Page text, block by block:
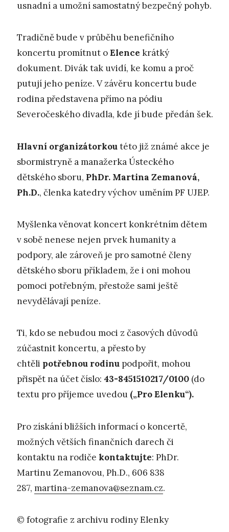
usnadní a umožní samostatný bezpečný pohyb.
Tradičně bude v průběhu benefičního
koncertu promítnut oElence krátký
dokument. Divák tak uvidí, ke komu a proč
putují jeho peníze. V závěru koncertu bude
rodina představena přímo na pódiu
Severočeského divadla, kde jí bude předán šek.
Hlavní organizátorkoutéto již známé akce je
sbormistryně a manažerka Ústeckého
dětského sboru, PhDr. Martina Zemanová,
Ph.D., členka katedry výchov uměním PF UJEP.
Myšlenka věnovat koncert konkrétním dětem
v sobě nenese nejen prvek humanity a
podpory, ale zároveň je pro samotné členy
dětského sboru příkladem, že i oni mohou
pomoci potřebným, přestože sami ještě
nevydělávají peníze.
Ti, kdo se nebudou moci z časových důvodů
zúčastnit koncertu, a přesto by
chtěli potřebnou rodinu podpořit, mohou
přispět na účet číslo: 43-8451510217/0100 (do
textu pro příjemce uvedou („Pro Elenku“).
Pro získání bližších informací o koncertě,
možných větších finančních darech či
kontaktu na rodiče kontaktujte: PhDr.
Martinu Zemanovou, Ph.D., 606 838
287, martina-zemanova@seznam.cz.
© fotografie z archivu rodiny Elenky